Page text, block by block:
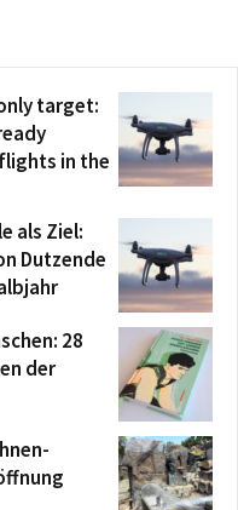
target:
in the
als Ziel:
Dutzende
28
der